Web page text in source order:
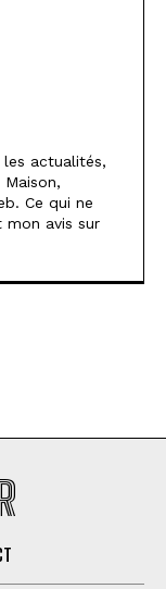
actualités,
Ce qui ne
mon avis sur